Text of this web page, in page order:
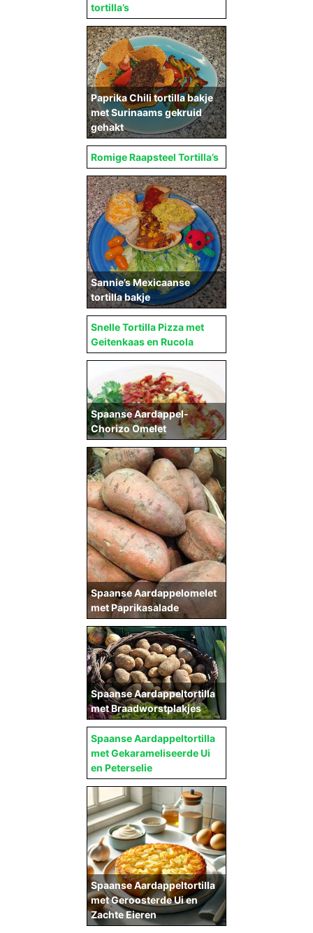
tortilla’s
Paprika Chili tortilla bakje
met Surinaams gekruid
gehakt
Romige Raapsteel Tortilla’s
Sannie’s Mexicaanse
tortilla bakje
Snelle Tortilla Pizza met
Geitenkaas en Rucola
Spaanse Aardappel-
Chorizo Omelet
Spaanse Aardappelomelet
met Paprikasalade
Spaanse Aardappeltortilla
met Braadworstplakjes
Spaanse Aardappeltortilla
met Gekarameliseerde Ui
en Peterselie
Spaanse Aardappeltortilla
met Geroosterde Ui en
Zachte Eieren